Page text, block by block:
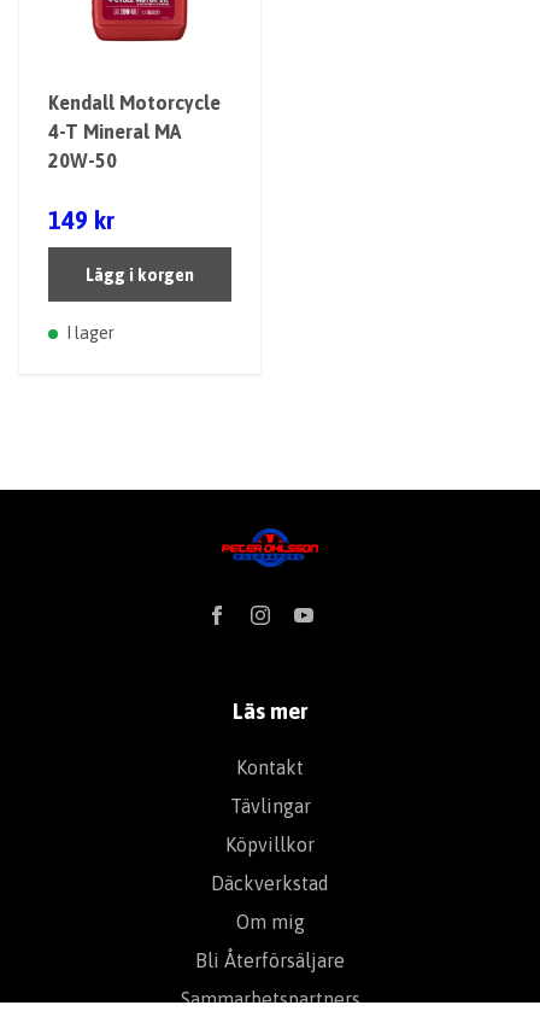
Kendall Motorcycle
4-T Mineral MA
20W-50
149 kr
Lägg i korgen
I lager
Läs mer
Kontakt
Tävlingar
Köpvillkor
Däckverkstad
Om mig
Bli Återförsäljare
Sammarbetspartners